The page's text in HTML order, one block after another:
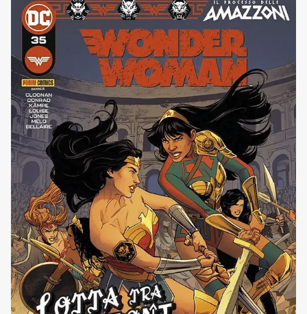
incentrato su Catwoman. Di seguito, direttamente dal sito
ufficiale della casa editrice, [']